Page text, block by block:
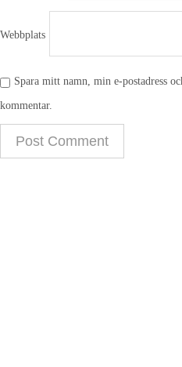
Webbplats
Spara mitt namn, min e-postadress
kommentar.